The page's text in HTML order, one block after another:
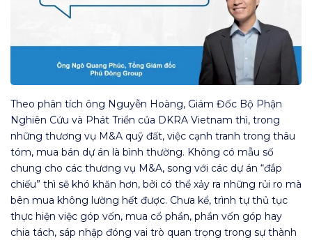
Theo phân tích ông Nguyễn Hoàng, Giám Đốc Bộ Phận
Nghiên Cứu và Phát Triển của DKRA Vietnam thì, trong
những thương vụ M&A quỹ đất, việc cạnh tranh trong thâu
tóm, mua bán dự án là bình thường. Không có mẫu số
chung cho các thương vụ M&A, song với các dự án “đắp
chiếu” thì sẽ khó khăn hơn, bởi có thể xảy ra những rủi ro mà
bên mua không lường hết được. Chưa kể, trình tự thủ tục
thực hiện việc góp vốn, mua cổ phần, phần vốn góp hay
chia tách, sáp nhập đóng vai trò quan trọng trong sự thành